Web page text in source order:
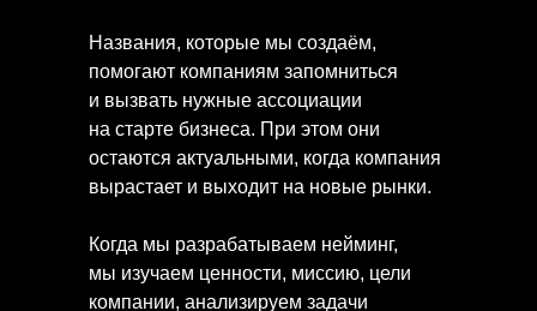
Названия, которые мы создаём,
помогают компаниям запомниться
и вызвать нужные ассоциации
на старте бизнеса. При этом они
остаются актуальными, когда компания
вырастает и выходит на новые рынки.
Когда мы разрабатываем нейминг,
мы изучаем ценности, миссию, цели
компании, анализируем задачи